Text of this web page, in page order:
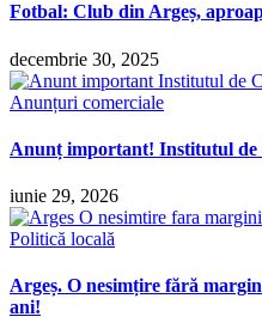
Fotbal: Club din Argeș,
decembrie 30, 2025
Anunțuri comerciale
Anunț important! Institutul de
iunie 29, 2026
Politică locală
Argeș. O nesimțire fără
ani!